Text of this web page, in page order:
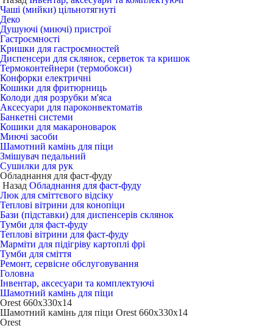
Чаші (мийки) цільнотягнуті
Деко
Душуючі (миючі) пристрої
Гастроємності
Кришки для гастроємностей
Диспенсери для склянок, серветок та кришок
Термоконтейнери (термобокси)
Конфорки електричні
Кошики для фритюрниць
Колоди для розрубки м'яса
Аксесуари для пароконвектоматів
Банкетні системи
Кошики для макароноварок
Миючі засоби
Шамотний камінь для піци
Змішувач педальний
Сушилки для рук
Обладнання для фаст-фуду
Назад Обладнання для фаст-фуду
Люк для сміттєвого відсіку
Теплові вітрини для конопіци
Бази (підставки) для диспенсерів склянок
Тумби для фаст-фуду
Теплові вітрини для фаст-фуду
Марміти для підігріву картоплі фрі
Тумби для сміття
Ремонт, сервісне обслуговування
Головна
Інвентар, аксесуари та комплектуючі
Шамотний камінь для піци
Orest 660x330x14
Шамотний камінь для піци Orest 660x330x14
Orest